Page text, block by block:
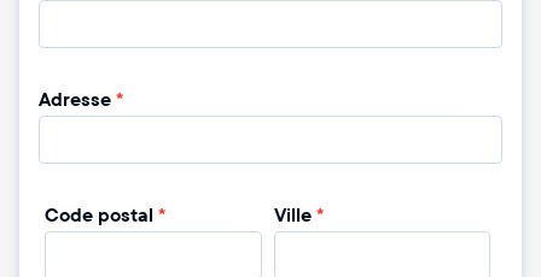
Adresse*
Code postal * Ville *